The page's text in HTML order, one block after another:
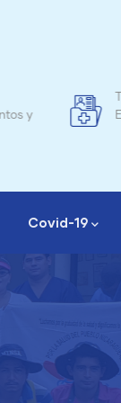
Covid-19